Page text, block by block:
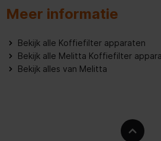
Koffiemachine
Koffie invoertype
Koffiezet apparaat type
Meer informatie
Bekijk alle Koffiefilter apparaten
Bekijk alle Melitta Koffiefilter
Bekijk alles van Melitta